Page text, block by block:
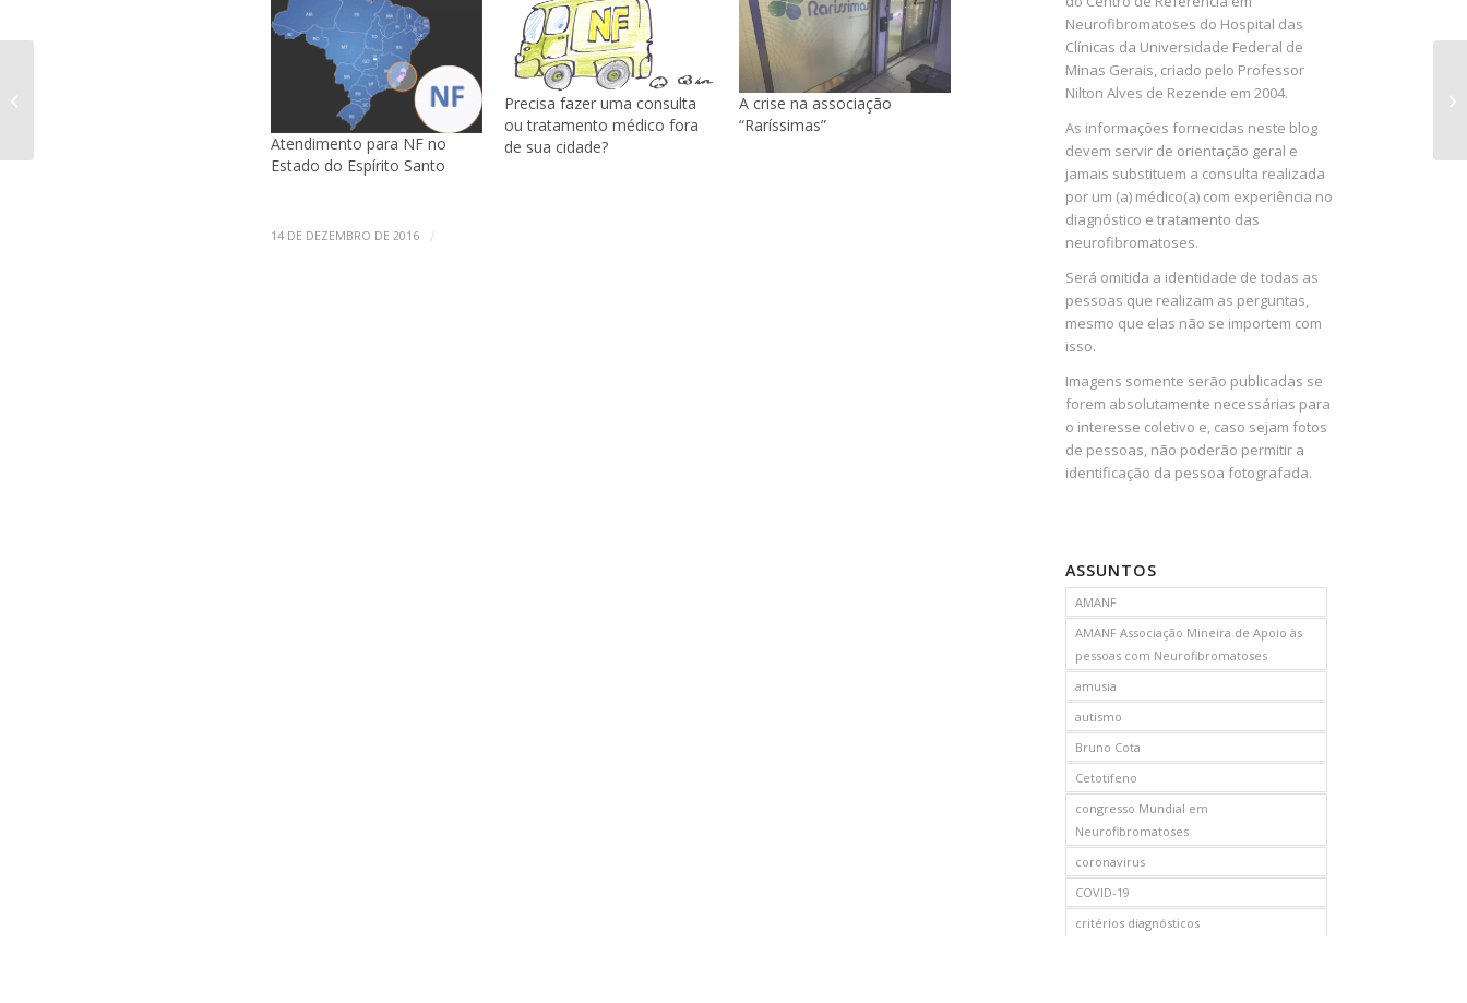
Atendimento para NF no
Estado do Espírito Santo
Precisa fazer uma consulta
ou tratamento médico fora
de sua cidade?
A crise na associação
“Raríssimas”
14 DE DEZEMBRO DE 2016 /
Neurofibromatoses do Hospital das
Clínicas da Universidade Federal de
Minas Gerais, criado pelo Professor
Nilton Alves de Rezende em 2004.
As informações fornecidas neste blog
devem servir de orientação geral e
jamais substituem a consulta realizada
por um (a) médico(a) com experiência no
diagnóstico e tratamento das
neurofibromatoses.
Será omitida a identidade de todas as
pessoas que realizam as perguntas,
mesmo que elas não se importem com
isso.
Imagens somente serão publicadas se
forem absolutamente necessárias para
o interesse coletivo e, caso sejam fotos
de pessoas, não poderão permitir a
identificação da pessoa fotografada.
ASSUNTOS
AMANF
AMANF Associação Mineira de Apoio às
pessoas com Neurofibromatoses
amusia
autismo
Bruno Cota
Cetotifeno
congresso Mundial em
Neurofibromatoses
coronavirus
COVID-19
critérios diagnósticos